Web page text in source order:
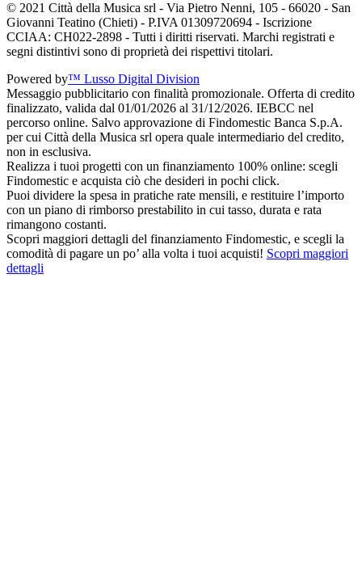
© 2021 Città della Musica srl - Via Pietro Nenni, 105 - 66020 - San
Giovanni Teatino (Chieti) - P.IVA 01309720694 - Iscrizione
CCIAA: CH022-2898 - Tutti i diritti riservati. Marchi registrati e
segni distintivi sono di proprietà dei rispettivi titolari.
Powered by™ Lusso Digital Division
Messaggio pubblicitario con finalità promozionale. Offerta di credito
finalizzato, valida dal 01/01/2026 al 31/12/2026. IEBCC nel
percorso online. Salvo approvazione di Findomestic Banca S.p.A.
per cui Città della Musica srl opera quale intermediario del credito,
non in esclusiva.
Realizza i tuoi progetti con un finanziamento 100% online: scegli
Findomestic e acquista ciò che desideri in pochi click.
Puoi dividere la spesa in pratiche rate mensili, e restituire l’importo
con un piano di rimborso prestabilito in cui tasso, durata e rata
rimangono costanti.
Scopri maggiori dettagli del finanziamento Findomestic, e scegli la
comodità di pagare un po’ alla volta i tuoi acquisti! Scopri maggiori
dettagli